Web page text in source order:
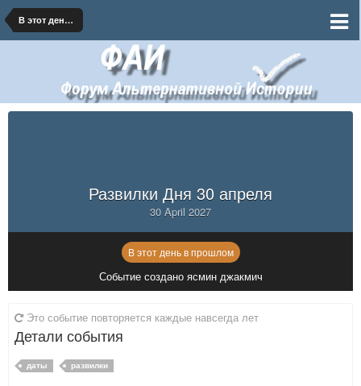
В этот день в прошлом
Развилки Дня 30 апреля
30 April 2027
В этот день в прошлом
Событие создано ясмин джакмич
Это событие повторяется каждые навсегда лет
Детали события
даты развилки